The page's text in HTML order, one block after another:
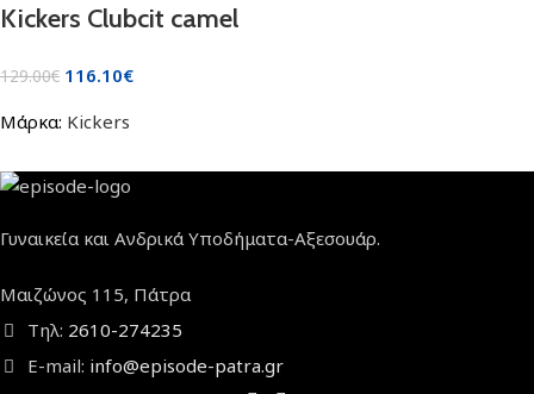
Kickers Clubcit camel
129.00€ 116.10€
Μάρκα: Kickers
Γυναικεία και Ανδρικά Υποδήματα-Αξεσουάρ.
Μαιζώνος 115, Πάτρα
Τηλ: 2610-274235
E-mail: info@episode-patra.gr